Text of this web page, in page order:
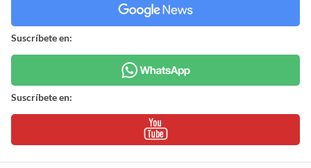
Suscríbete en:
Suscríbete en: